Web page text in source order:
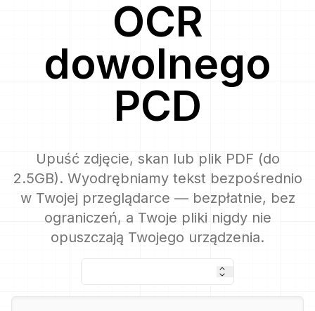
OCR
dowolnego
PCD
Upuść zdjęcie, skan lub plik PDF (do
2.5GB). Wyodrębniamy tekst bezpośrednio
w Twojej przeglądarce — bezpłatnie, bez
ograniczeń, a Twoje pliki nigdy nie
opuszczają Twojego urządzenia.